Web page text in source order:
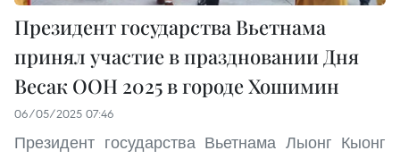
Президент государства Вьетнама
принял участие в праздновании Дня
Весак ООН 2025 в городе Хошимин
06/05/2025 07:46
Президент государства Вьетнама Лыонг Кыонг